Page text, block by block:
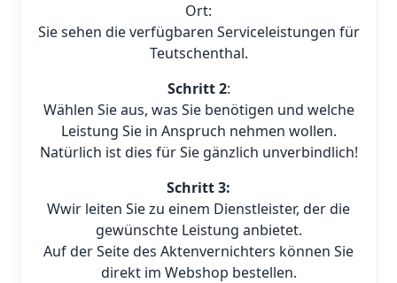
Ort:
Sie sehen die verfügbaren Serviceleistungen für
Teutschenthal.
Schritt 2:
Wählen Sie aus, was Sie benötigen und welche
Leistung Sie in Anspruch nehmen wollen.
Natürlich ist dies für Sie gänzlich unverbindlich!
Schritt 3:
Wwir leiten Sie zu einem Dienstleister, der die
gewünschte Leistung anbietet.
Auf der Seite des Aktenvernichters können Sie
direkt im Webshop bestellen.